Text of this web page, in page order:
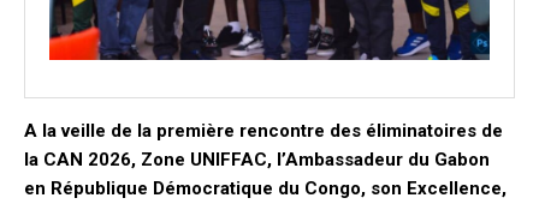
A la veille de la première rencontre des éliminatoires de
la CAN 2026, Zone UNIFFAC, l’Ambassadeur du Gabon
en République Démocratique du Congo, son Excellence,